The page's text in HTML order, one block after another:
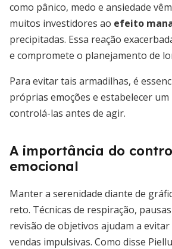
como pânico, medo e ansiedade
muitos investidores ao efeito
precipitadas. Essa reação
e compromete o planejamento de
Para evitar tais armadilhas, é
próprias emoções e estabelecer
controlá-las antes de agir.
A importância do
emocional
Manter a serenidade diante de
reto. Técnicas de respiração,
revisão de objetivos ajudam a
vendas impulsivas. Como disse